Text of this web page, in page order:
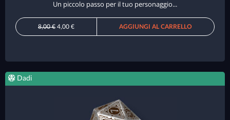
Un piccolo passo per il tuo personaggio...
8,00 € 4,00 € AGGIUNGI AL CARRELLO
Dadi